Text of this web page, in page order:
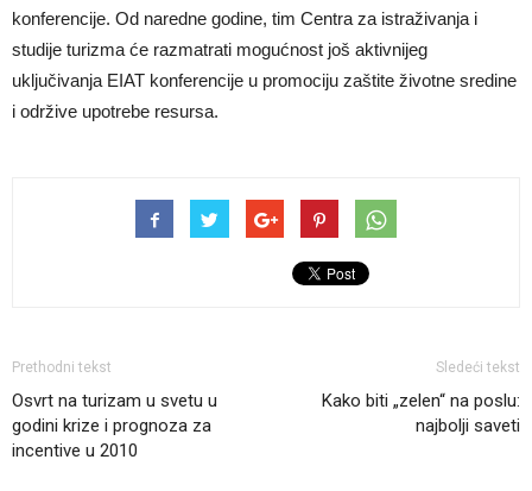
konferencije. Od naredne godine, tim Centra za istraživanja i
studije turizma će razmatrati mogućnost još aktivnijeg
uključivanja EIAT konferencije u promociju zaštite životne sredine
i održive upotrebe resursa.
Prethodni tekst
Osvrt na turizam u svetu u
godini krize i prognoza za
incentive u 2010
Sledeći tekst
Kako biti „zelen“ na poslu:
najbolji saveti